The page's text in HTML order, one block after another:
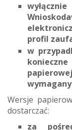
profil
w
Wersje
dostarczać:
za